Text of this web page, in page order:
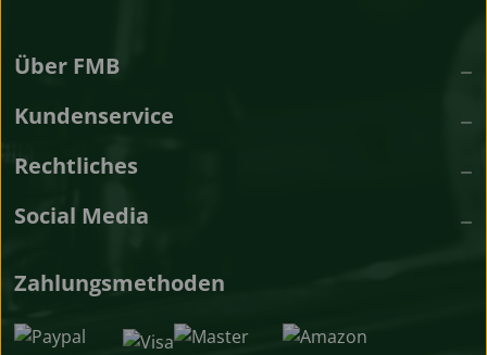
Über FMB
Kundenservice
Rechtliches
Social Media
Zahlungsmethoden